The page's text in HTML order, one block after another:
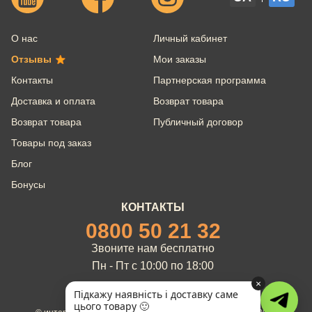
О нас
Отзывы
Контакты
Доставка и оплата
Возврат товара
Товары под заказ
Блог
Бонусы
Личный кабинет
Мои заказы
Партнерская программа
Возврат товара
Публичный договор
КОНТАКТЫ
0800 50 21 32
Звоните нам бесплатно
Пн - Пт с 10:00 по 18:00
Підкажу наявність і доставку саме
цього товару 🙂
×